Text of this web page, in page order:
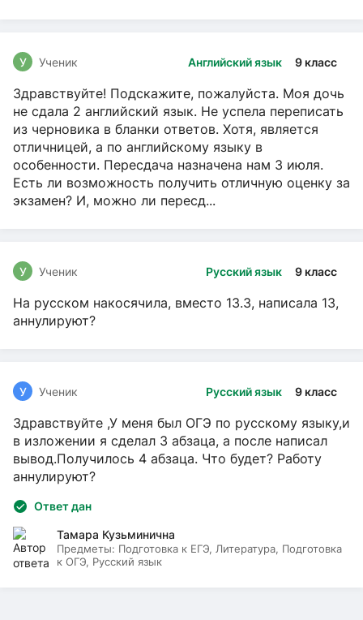
Английский язык 9 класс
У Ученик
Здравствуйте! Подскажите, пожалуйста. Моя дочь
не сдала 2 английский язык. Не успела переписать
из черновика в бланки ответов. Хотя, является
отличницей, а по английскому языку в
особенности. Пересдача назначена нам 3 июля.
Есть ли возможность получить отличную оценку за
экзамен? И, можно ли пересд...
Русский язык 9 класс
У Ученик
На русском накосячила, вместо 13.3, написала 13,
аннулируют?
Русский язык 9 класс
У Ученик
Здравствуйте ,У меня был ОГЭ по русскому языку,и
в изложении я сделал 3 абзаца, а после написал
вывод.Получилось 4 абзаца. Что будет? Работу
аннулируют?
Ответ дан
Тамара Кузьминична
Предметы: Подготовка к ЕГЭ, Литература, Подготовка
к ОГЭ, Русский язык